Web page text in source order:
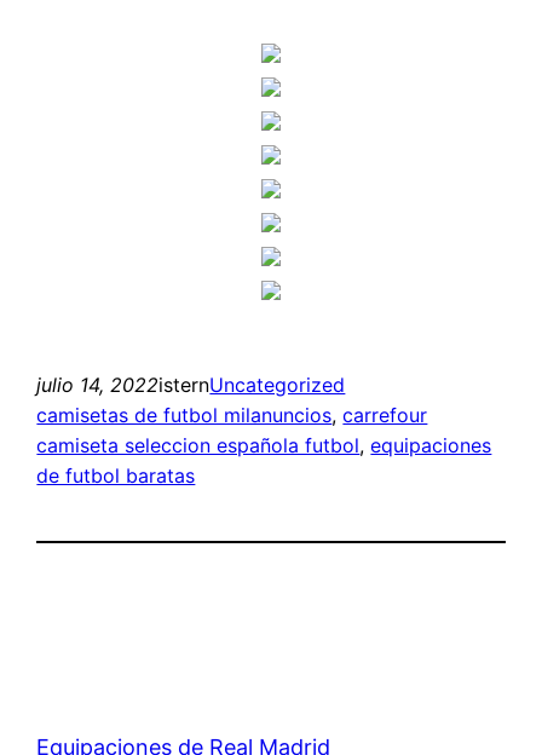
julio 14, 2022isternUncategorized
camisetas de futbol milanuncios, carrefour
camiseta seleccion española futbol, equipaciones
de futbol baratas
Equipaciones de Real Madrid